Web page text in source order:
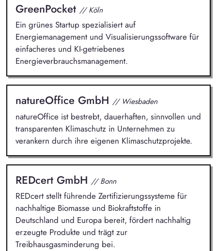
GreenPocket // Köln
Ein grünes Startup spezialisiert auf
Energiemanagement und Visualisierungssoftware für
einfacheres und KI-getriebenes
Energieverbrauchsmanagement.
natureOffice GmbH // Wiesbaden
natureOffice ist bestrebt, dauerhaften, sinnvollen und
transparenten Klimaschutz in Unternehmen zu
verankern durch ihre eigenen Klimaschutzprojekte.
REDcert GmbH // Bonn
REDcert stellt führende Zertifizierungssysteme für
nachhaltige Biomasse und Biokraftstoffe in
Deutschland und Europa bereit, fördert nachhaltig
erzeugte Produkte und trägt zur
Treibhausgasminderung bei.